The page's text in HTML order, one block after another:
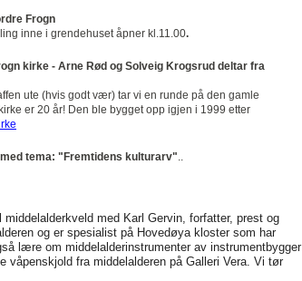
Frogn
inne i grendehuset åpner kl.11.00.
kirke - Arne Rød og Solveig Krogsrud deltar fra
ute (hvis godt vær) tar vi en runde på den gamle
er 20 år! Den ble bygget opp igjen i 1999 etter
tema: "Fremtidens kulturarv"..
med Karl Gervin, forfatter, prest og
og er spesialist på Hovedøya kloster som har
lære om middelalderinstrumenter av instrumentbygger
våpenskjold fra middelalderen på Galleri Vera. Vi tør